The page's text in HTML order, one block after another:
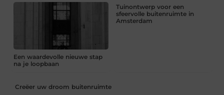
Een waardevolle nieuwe stap
na je loopbaan
Tuinontwerp voor een
sfeervolle buitenruimte in
Amsterdam
Creëer uw droom buitenruimte